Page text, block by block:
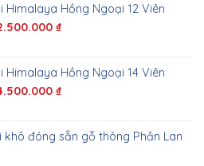
Himalaya Hồng Ngoại 12 Viên
₫
Himalaya Hồng Ngoại 14 Viên
₫
khô đóng sẵn gỗ thông Phần Lan